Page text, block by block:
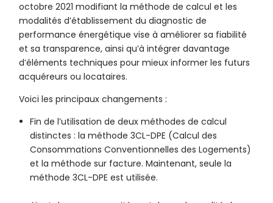
octobre 2021 modifiant la méthode de calcul et les
modalités d’établissement du diagnostic de
performance énergétique vise à améliorer sa fiabilité
et sa transparence, ainsi qu’à intégrer davantage
d’éléments techniques pour mieux informer les futurs
acquéreurs ou locataires.
Voici les principaux changements :
Fin de l’utilisation de deux méthodes de calcul
distinctes : la méthode 3CL-DPE (Calcul des
Consommations Conventionnelles des Logements)
et la méthode sur facture. Maintenant, seule la
méthode 3CL-DPE est utilisée.